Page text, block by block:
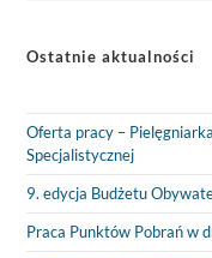
Ostatnie aktualności
Oferta pracy –
Specjalistycznej
9. edycja Budżetu
Praca Punktów Pobrań w